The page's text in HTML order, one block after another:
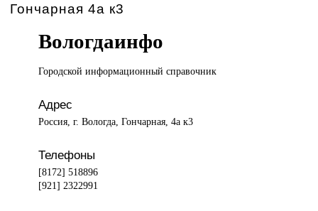
Гончарная 4а к3
Вологдаинфо
Городской информационныйсправочник
Адрес
Россия, г. Вологда, Гончарная, 4а к3
Телефоны
[8172] 518896
[921] 2322991